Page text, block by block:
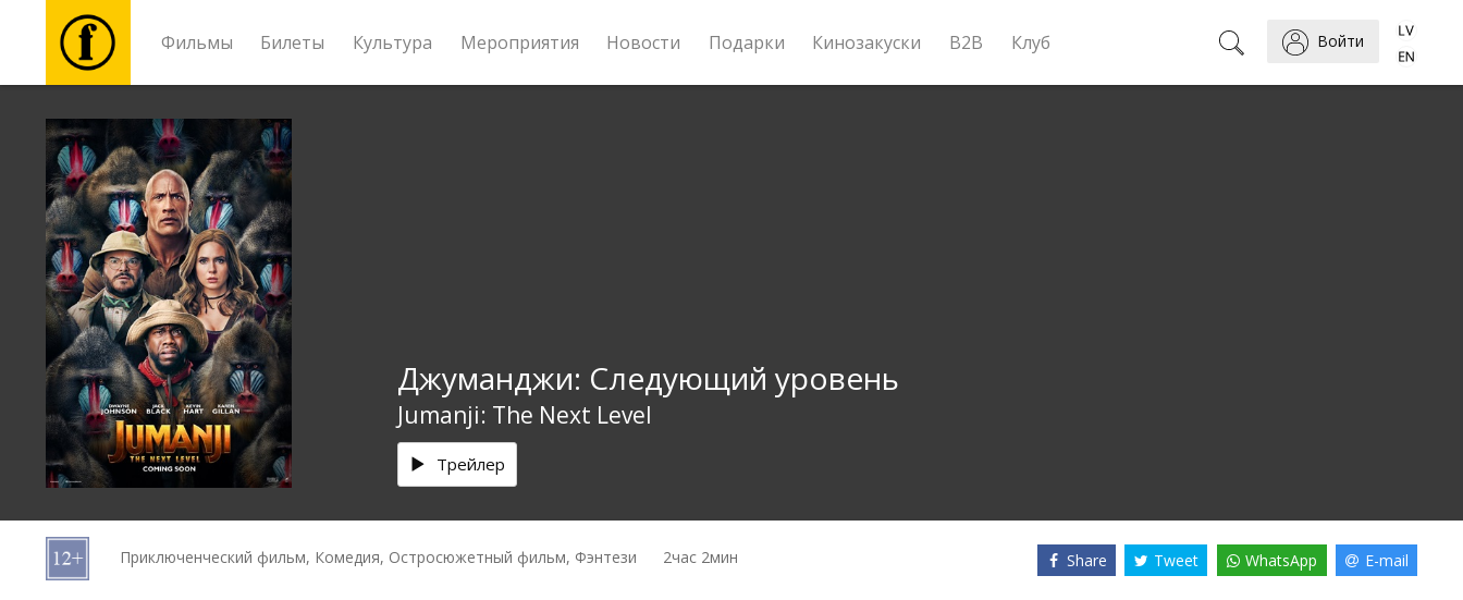
Фильмы Билеты Культура Мероприятия Новости Подарки Кинозакуски B2B Клуб Войти
Фильмы
Билеты
Культура
Мероприятия
Новости
Подарки
B2B
Джуманджи: Следующий уровень
Jumanji: The Next Level
Трейлер
Приключенческий фильм, Комедия, Остросюжетный фильм, Фэнтези 2час 2мин Share Tweet WhatsApp E-mail